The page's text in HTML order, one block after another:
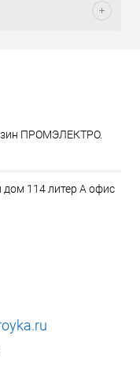
ПРОМЭЛЕКТРО.
дом 114 литер А офис